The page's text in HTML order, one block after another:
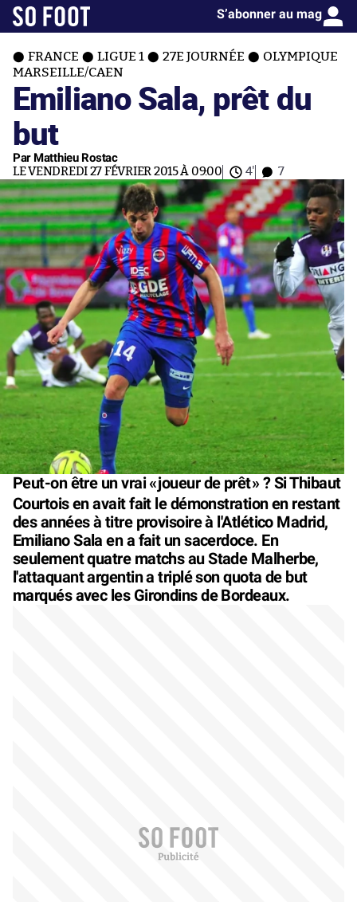
S’abonner au mag
FRANCE LIGUE 1 27E JOURNÉE
OLYMPIQUE
MARSEILLE/CAEN
Emiliano Sala, prêt du
but
Par Matthieu Rostac
LE VENDREDI 27 FÉVRIER 2015 À 09:00 4' 7
Peut-on être un vrai «joueur de prêt» ? Si Thibaut
Courtois en avait fait le démonstration en restant
des années à titre provisoire à l'Atlético Madrid,
Emiliano Sala en a fait un sacerdoce. En
seulement quatre matchs au Stade Malherbe,
l'attaquant argentin a triplé son quota de but
marqués avec les Girondins de Bordeaux.